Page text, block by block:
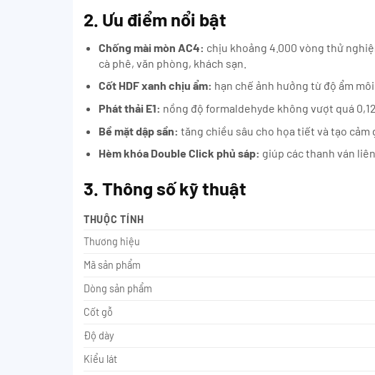
2. Ưu điểm nổi bật
Chống mài mòn AC4: chịu khoảng 4.000 vòng thử
cà phê, văn phòng, khách sạn.
Cốt HDF xanh chịu ẩm: hạn chế ảnh hưởng từ độ ẩm
Phát thải E1: nồng độ formaldehyde không vượt quá
Bề mặt dập sần: tăng chiều sâu cho họa tiết và tạo cảm
Hèm khóa Double Click phủ sáp: giúp các thanh ván
3. Thông số kỹ thuật
THUỘC TÍNH
Thương hiệu
Mã sản phẩm
Dòng sản phẩm
Cốt gỗ
Độ dày
Kiểu lát